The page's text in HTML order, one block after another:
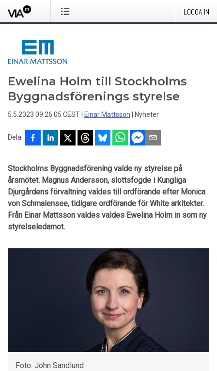
LOGGA IN
Ewelina Holm till Stockholms
Byggnadsförenings styrelse
5.5.2023 09:26:05 CEST Einar Mattsson Nyheter
Dela
Stockholms Byggnadsförening valde ny styrelse på
årsmötet. Magnus Andersson, slottsfogde i Kungliga
Djurgårdens förvaltning valdes till ordförande efter Monica
von Schmalensee, tidigare ordförande för White arkitekter.
Från Einar Mattsson valdes valdes Ewelina Holm in som ny
styrelseledamot.
Foto: John Sandlund